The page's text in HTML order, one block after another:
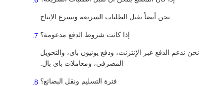
نحن أيضاً نقبل الطلبات السريعة ونسرع الإنتاج
إذا كانت شروط الدفع مدعومة؟
نحن ندعم الدفع عبر الإنترنت، ودفع يونيون باي، والتحويل
المصرفي، ومعاملات باي بال.
فترة التسليم ونقل البضائع؟